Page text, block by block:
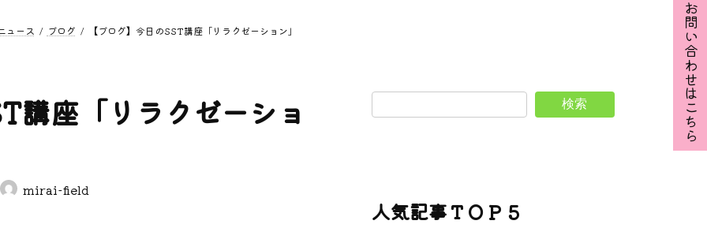
お問い合わせはこちら
ュース ブログ 【ブログ】今日のSST講座「リラクゼーション」
講座「リラクゼーショ
mirai-field
検索
人気記事ＴＯＰ５